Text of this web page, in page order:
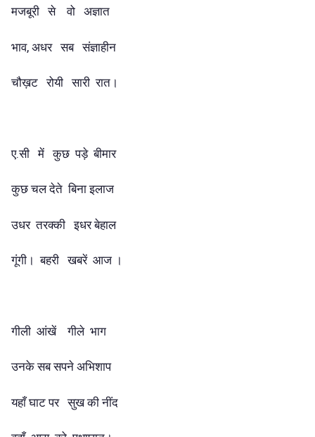
मजबूरी से वो अज्ञात
भाव, अधर सब संज्ञाहीन
चौख़ट रोयी सारी रात।
ए.सी में कुछ पड़े बीमार
कुछ चल देते बिना इलाज
उधर तरक्की इधर बेहाल
गूंगी। बहरी खबरें आज ।
गीली आंखें गीले भाग
उनके सब सपने अभिशाप
यहाँ घाट पर सुख की नींद